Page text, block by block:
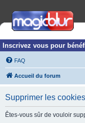
Inscrivez vous pour
FAQ
Accueil du forum
Supprimer les cookies
Êtes-vous sûr de vouloir